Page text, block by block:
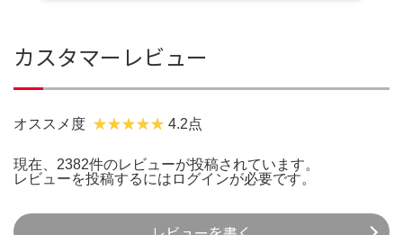
カスタマーレビュー
オススメ度 4.2点
現在、2382件のレビューが投稿されています。
レビューを投稿するには ログインが必要です。